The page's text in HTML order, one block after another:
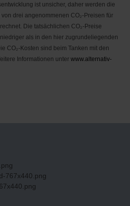
ist unsicher, daher werden die
drei angenommenen CO₂-Preisen für
Die tatsächlichen CO₂-Preise
als in den hier zugrundeliegenden
CO₂-Kosten sind beim Tanken mit den
Informationen unter www.alternativ-